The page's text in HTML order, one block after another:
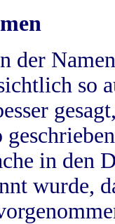
der
so
in
wurde,